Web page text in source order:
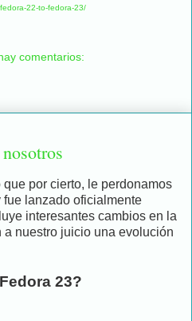
22-to-fedora-23/
comentarios:
por cierto, le perdonamos
lanzado oficialmente
interesantes cambios en la
nuestro juicio una evolución
23?